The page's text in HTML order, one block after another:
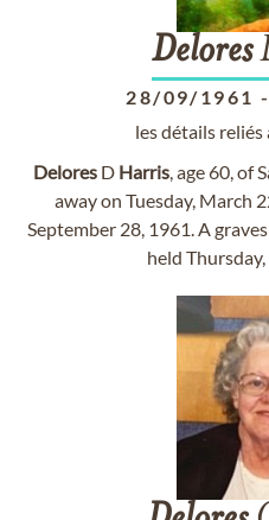
Delores
28/09/1961 -
les détails
Delores D Harris, age 60, of
away on Tuesday, March
September 28, 1961. A
held